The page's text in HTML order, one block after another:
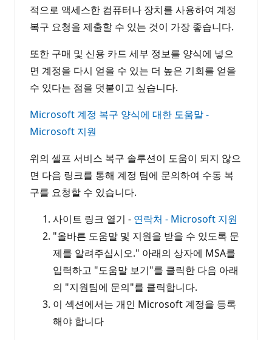
적으로 액세스한 컴퓨터나 장치를 사용하여 계정
복구 요청을 제출할 수 있는 것이 가장 좋습니다.
또한 구매 및 신용 카드 세부 정보를 양식에 넣으
면 계정을 다시 얻을 수 있는 더 높은 기회를 얻을
수 있다는 점을 덧붙이고 싶습니다.
Microsoft 계정 복구 양식에 대한 도움말 -
Microsoft 지원
위의 셀프 서비스 복구 솔루션이 도움이 되지 않으
면 다음 링크를 통해 계정 팀에 문의하여 수동 복
구를 요청할 수 있습니다.
사이트 링크 열기 - 연락처 - Microsoft 지원
"올바른 도움말 및 지원을 받을 수 있도록 문
제를 알려주십시오." 아래의 상자에 MSA를
입력하고 "도움말 보기"를 클릭한 다음 아래
의 "지원팀에 문의"를 클릭합니다.
이 섹션에서는 개인 Microsoft 계정을 등록
해야 합니다